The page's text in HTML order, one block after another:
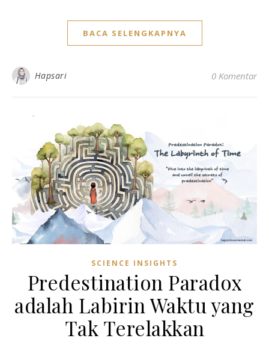
BACA SELENGKAPNYA
Hapsari 0 Komentar
SCIENCE INSIGHTS
Predestination Paradox
adalah Labirin Waktu yang
Tak Terelakkan